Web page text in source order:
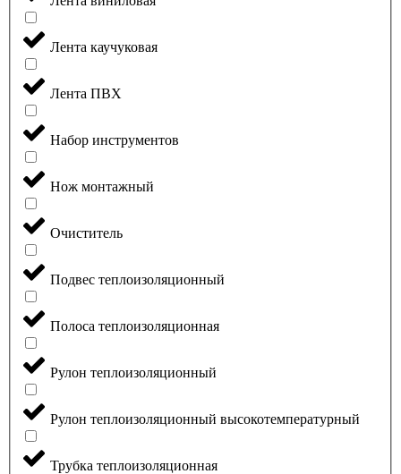
Лента каучуковая
Лента ПВХ
Набор инструментов
Нож монтажный
Очиститель
Подвес теплоизоляционный
Полоса теплоизоляционная
Рулон теплоизоляционный
Рулон теплоизоляционный высокотемпературный
Трубка теплоизоляционная